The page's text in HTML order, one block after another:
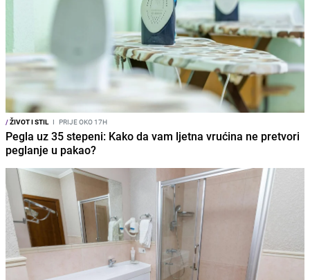
/ŽIVOT I STIL I PRIJE OKO 17H
Pegla uz 35 stepeni: Kako da vam ljetna vrućina ne pretvori
peglanje u pakao?